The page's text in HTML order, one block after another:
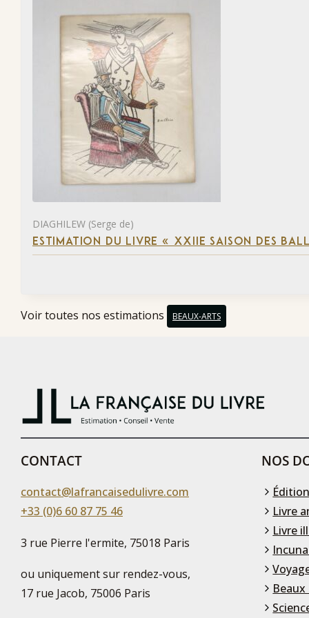
DIAGHILEW (Serge de)
ESTIMATION DU LIVRE « XXIIE SAISON DES
Voir toutes nos estimations BEAUX-ARTS
CONTACT
contact@lafrancaisedulivre.com
+33 (0)6 60 87 75 46
3 rue Pierre l'ermite, 75018 Paris
ou uniquement sur rendez-vous,
17 rue Jacob, 75006 Paris
NOS
Livre
Livre